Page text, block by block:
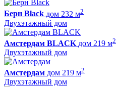
Берн Black дом 232 м2
Двухэтажный дом
Амстердам BLACK дом 219 м2
Двухэтажный дом
Амстердам дом 219 м2
Двухэтажный дом